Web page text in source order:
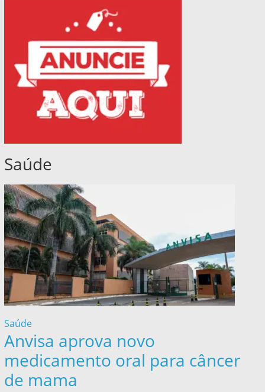
Saúde
Saúde
Anvisa aprova novo
medicamento oral para câncer
de mama